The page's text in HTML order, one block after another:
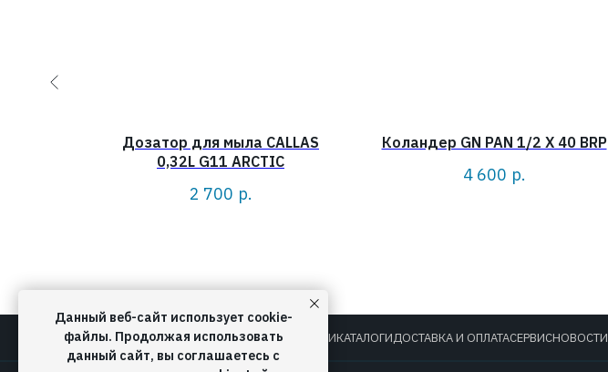
Дозатор для мыла CALLAS
0,32L G11 ARCTIC
2 700 р.
Коландер GN PAN 1/2 X 40 BRP
4 600 р.
О КОМПАНИИКАТАЛОГИДОСТАВКА И ОПЛАТАСЕРВИСНОВОСТИ
Данный веб-сайт использует cookie-
файлы. Продолжая использовать
данный сайт, вы соглашаетесь с